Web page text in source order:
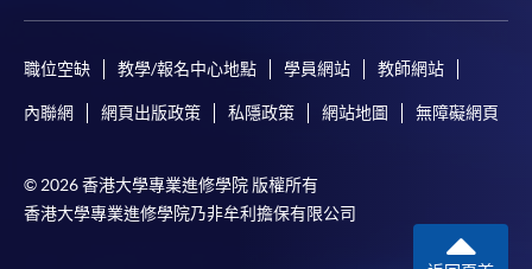
職位空缺 教學/報名中心地點 學員網站 教師網站
內聯網 網頁出版政策 私隱政策 網站地圖 無障礙網頁
© 2026 香港大學專業進修學院 版權所有
香港大學專業進修學院乃非牟利擔保有限公司